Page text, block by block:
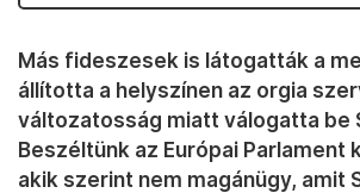
Más fideszesek is látogatták a
állította a helyszínen az orgia
változatosság miatt válogatta be
Beszéltünk az Európai Parlament
akik szerint nem magánügy, amit